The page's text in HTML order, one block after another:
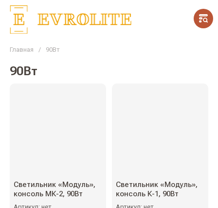
Главная / 90Вт
90Вт
Светильник «Модуль»,
консоль МК-2, 90Вт
Светильник «Модуль»,
консоль К-1, 90Вт